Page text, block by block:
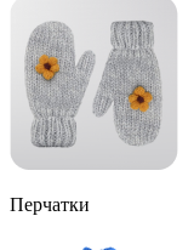
Перчатки